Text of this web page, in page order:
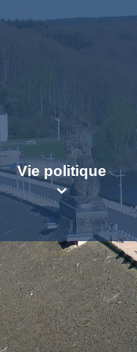
Vie politique